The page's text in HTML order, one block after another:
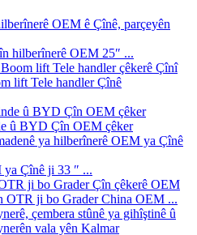
hilberînerê OEM 25″ ...
lift Tele handler Çînê
û BYD Çîn OEM çêker
Çînê ji 33 ″ ...
OTR ji bo Grader China OEM ...